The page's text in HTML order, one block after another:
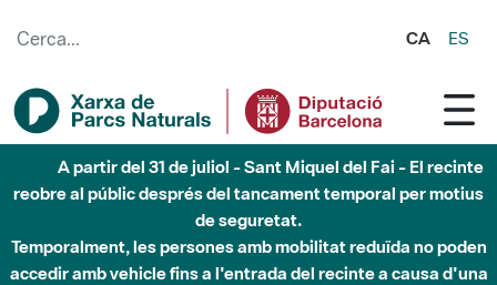
CA ES
A partir del 31 de juliol - Sant Miquel del Fai - El recinte
reobre al públic després del tancament temporal per motius
de seguretat.
Temporalment, les persones amb mobilitat reduïda no poden
accedir amb vehicle fins a l'entrada del recinte a causa d'una